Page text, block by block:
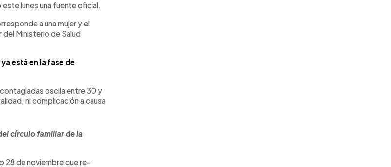
lunes una fuente oficial.
a una mujer y el
Ministerio de Salud
está en la fase de
oscila entre 30 y
ni complicación a causa
círculo familiar de la
28 de noviembre que re-